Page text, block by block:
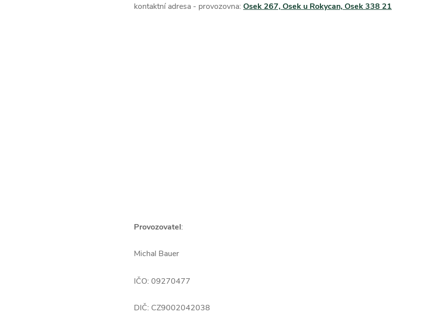
kontaktní adresa - provozovna: Osek 267, Osek u Rokycan, Osek 338 21
Provozovatel:
Michal Bauer
IČO: 09270477
DIČ: CZ9002042038